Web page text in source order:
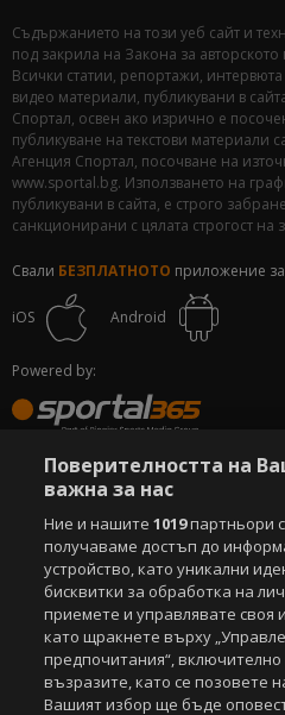
Съдържанието на този уеб сайт и
под закрила на Закона за
Всички статии, репортажи,
видео материали, публикувани в
Спортал, освен ако изрично е
публикуване на текстови материали
Агенция Спортал, посочване на
www.sportal.bg. Използването на
публикувани в сайта, е строго
санкционирани с цялата строгост на
Свали БЕЗПЛАТНОТО приложение
iOS Android
Powered by:
Поверителността на
важна за нас
Ние и нашите1019партньори
получаваме достъп до
устройство, като уникални
бисквитки за обработка на
приемете и управлявате своя
като щракнете върху
предпочитания“, включително
възразите, като се позовете
Вашият избор ще бъде